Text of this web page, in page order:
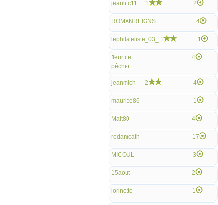
jeanluc11 1 2
ROMANREIGNS 4
lephilateliste_03_ 1 1
fleur de
pêcher
4
jeanmich 2 4
maurice86 1
Malt80 4
redamcath 17
MICOUL 3
15aout 2
lorinette 1